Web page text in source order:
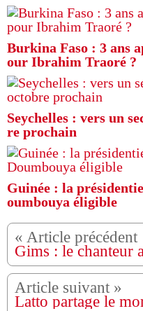
Burkina Faso : 3 ans
our Ibrahim Traoré ?
Seychelles : vers un
re prochain
Guinée : la
oumbouya éligible